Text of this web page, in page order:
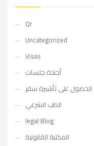
Qr
Uncategorized
Visas
أجندة جلسات
الحصول على تأشيرة سفر
الطب الشرعي
legal Blog
المكتبة القانونية